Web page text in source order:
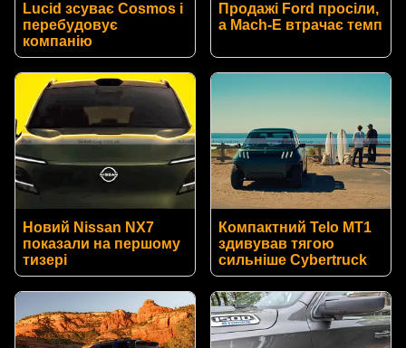
Lucid зсуває Cosmos і
перебудовує
компанію
Продажі Ford просіли,
а Mach-E втрачає темп
Новий Nissan NX7
показали на першому
тизері
Компактний Telo MT1
здивував тягою
сильніше Cybertruck